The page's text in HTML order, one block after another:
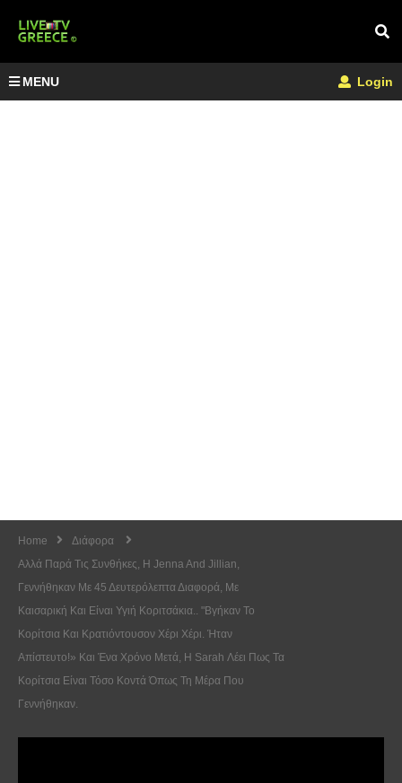
MENU Login
Home
Διάφορα
Αλλά Παρά Τις Συνθήκες, Η Jenna And Jillian,
Γεννήθηκαν Με 45 Δευτερόλεπτα Διαφορά, Με
Καισαρική Και Είναι Υγιή Κοριτσάκια.. "Βγήκαν Το
Κορίτσια Και Κρατιόντουσον Χέρι Χέρι. Ήταν
Απίστευτο!» Και Ένα Χρόνο Μετά, Η Sarah Λέει Πως Τα
Κορίτσια Είναι Τόσο Κοντά Όπως Τη Μέρα Που
Γεννήθηκαν.